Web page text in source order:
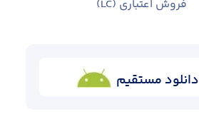
فروش اعتباری (LC)
دانلود مستقیم